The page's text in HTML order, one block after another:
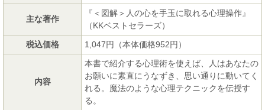
主な著作
『＜図解＞人の心を手玉に取れる心理操作』
（KKベストセラーズ）
税込価格
1,047円（本体価格952円）
内容
本書で紹介する心理術を使えば、人はあなたの
お願いに素直にうなずき、思い通りに動いてく
れる。魔法のような心理テクニックを伝授す
る。